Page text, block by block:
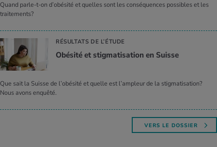
Quand parle-t-on d’obésité et quelles sont les conséquences possibles et les
traitements?
RÉSULTATS DE L’ÉTUDE
Obé­sité et stig­ma­ti­sa­tion en Suisse
Que sait la Suisse de l’obésité et quelle est l’ampleur de la stigmatisation?
Nous avons enquêté.
VERS LE DOSSIER